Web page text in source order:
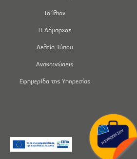
Το Ίλιον
Η Δήμαρχος
Δελτία Τύπου
Ανακοινώσεις
Εφημερίδα της Υπηρεσίας